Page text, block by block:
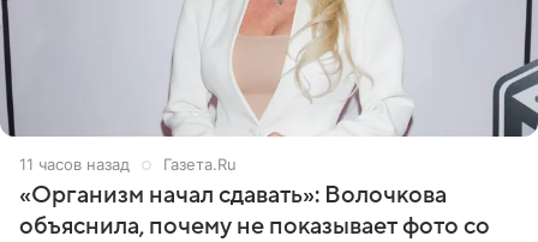
11 часов назад Газета.Ru
«Организм начал сдавать»: Волочкова
объяснила, почему не показывает фото со